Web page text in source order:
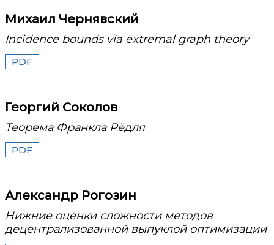
Михаил Чернявский
Incidence bounds via extremal graph theory
PDF
Георгий Соколов
Теорема Франкла Рёдля
PDF
Александр Рогозин
Нижние оценки сложности методов
децентрализованной выпуклой оптимизации